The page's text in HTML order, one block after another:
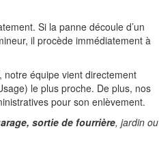
Si la panne découle d’un
il procède immédiatement à
notre équipe vient directement
le plus proche. De plus, nos
pour son enlèvement.
sortie de fourrière, jardin ou